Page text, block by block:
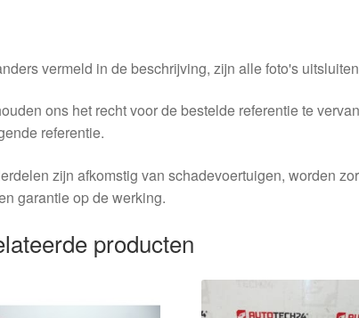
vermeld in de beschrijving, zijn alle foto's
ons het recht voor de bestelde referentie te
referentie.
zijn afkomstig van schadevoertuigen, worden
garantie op de werking.
producten